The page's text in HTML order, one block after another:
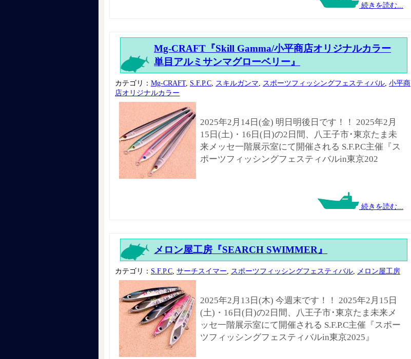
続きを読む...
Mg-CRAFT『Skill Gamma/小平商店オリジナルカラー
単目アルミサンマグローベリー』
カテゴリ： Mg-CRAFT, S.F.P.C スキルガンマ スポーツフィッシングフェスティバル 小平商
店オリジナルカラー
2025年2月14日(金) 明日明後日です！！ 2025年2月
15日(土)・16日(日)の2日間、八王子市･東京たま未
来メッセ一階展示室にて開催される S.F.P.C主催『ス
ポーツフィッシングフェスティバルin東京202
続きを読む...
メロン屋工房『SEARCH SWIMMER』
カテゴリ： S.F.P.C サーチスイマー スポーツフィッシングフェスティバル メロン屋工房
2025年2月13日(木) 今週末です！！ 2025年2月15日
(土)・16日(日)の2日間、八王子市･東京たま未来メ
ッセ一階展示室にて開催される S.F.P.C主催『スポー
ツフィッシングフェスティバルin東京2025』